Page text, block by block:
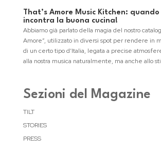
That’s Amore Music Kitchen:
incontra la buona cucina!
Abbiamo già parlato della magia del nostro
Amore”, utilizzato in diversi spot per rendere in
di un certo tipo d’Italia, legata a precise
alla nostra musica naturalmente, ma anche allo
Sezioni del Magazine
TILT
STORIES
PRESS